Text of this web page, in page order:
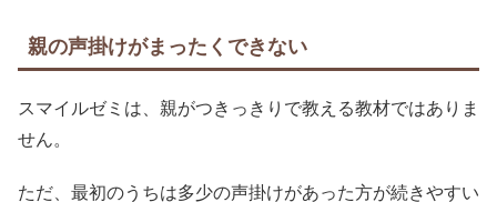
親の声掛けがまったくできない
スマイルゼミは、親がつきっきりで教える教材ではありま
せん。
ただ、最初のうちは多少の声掛けがあった方が続きやすい